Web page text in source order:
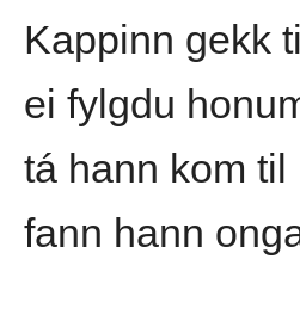
Kappinn gekk
ei fylgdu
tá hann kom til
fann hann